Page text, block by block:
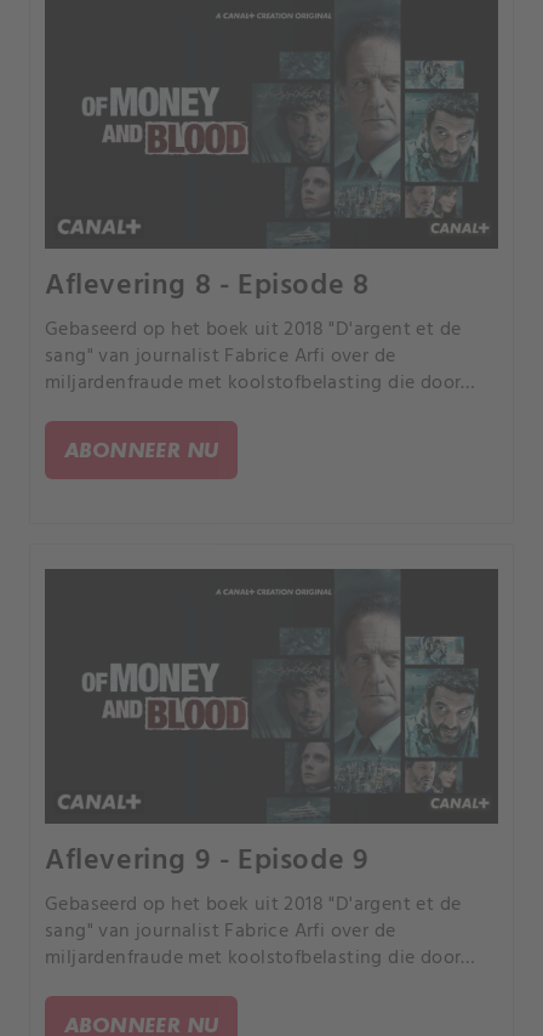
Aflevering 8 - Episode 8
Gebaseerd op het boek uit 2018 "D'argent et de
sang" van journalist Fabrice Arfi over de
miljardenfraude met koolstofbelasting die door
genoemd.
ABONNEER NU
Aflevering 9 - Episode 9
Gebaseerd op het boek uit 2018 "D'argent et de
sang" van journalist Fabrice Arfi over de
miljardenfraude met koolstofbelasting die door
genoemd.
ABONNEER NU